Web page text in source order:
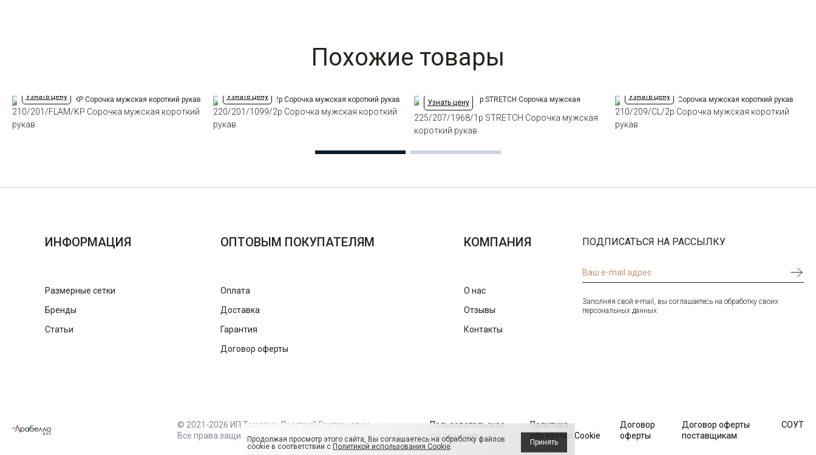
Похожие товары
Узнать цену
210/201/FLAM/KP Сорочка мужская короткий
рукав
Узнать цену
220/201/1099/2p Сорочка мужская короткий
рукав
Узнать цену
225/207/1968/1p STRETCH Сорочка мужская
короткий рукав
Узнать цену
210/209/CL/2p Сорочка мужская короткий
рукав
ИНФОРМАЦИЯ
Размерные сетки
Бренды
Статьи
ОПТОВЫМ ПОКУПАТЕЛЯМ
Оплата
Доставка
Гарантия
Договор оферты
КОМПАНИЯ
О нас
Отзывы
Контакты
ПОДПИСАТЬСЯ НА РАССЫЛКУ
Заполняя свой e-mail, вы соглашаетесь на обработку своих
персональных данных
© 2021-2026 ИП Тамарин Дмитрий Григорьевич.
Все права защищены
Пользовательское
соглашение
Политика
обработки Cookie
Договор
оферты
Договор оферты
поставщикам
СОУТ
Продолжая просмотр этого сайта, Вы соглашаетесь на обработку файлов
cookie в соответствии с Политикой использования Cookie. Принять